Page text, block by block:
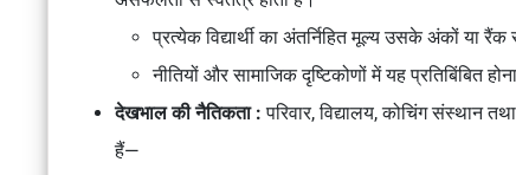
प्रत्येक विद्यार्थी का अंतर्निहित मूल्य उसके अंकों या रैंक
नीतियों और सामाजिक दृष्टिकोणों में यह प्रतिबिंबित
देखभाल की नैतिकता :परिवार, विद्यालय, कोचिंग संस्थान
हैं—